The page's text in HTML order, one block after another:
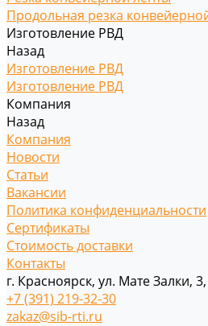
Продольная резка
Изготовление РВД
Назад
Изготовление РВД
Изготовление РВД
Компания
Назад
Компания
Новости
Статьи
Вакансии
Политика конфиденциальности
Сертификаты
Стоимость доставки
Контакты
г. Красноярск, ул. Мате Залки,
+7 (391) 219-32-30
zakaz@sib-rti.ru